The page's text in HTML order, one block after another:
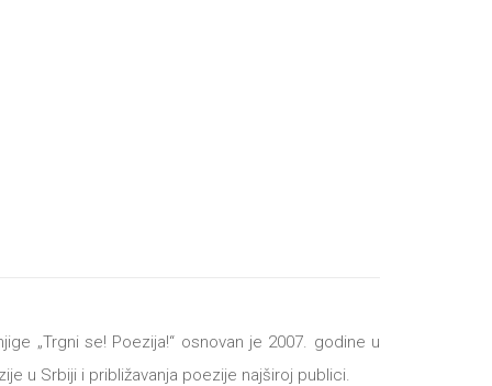
„Trgni se! Poezija!“ osnovan je 2007. godine u
u Srbiji i približavanja poezije najširoj publici.